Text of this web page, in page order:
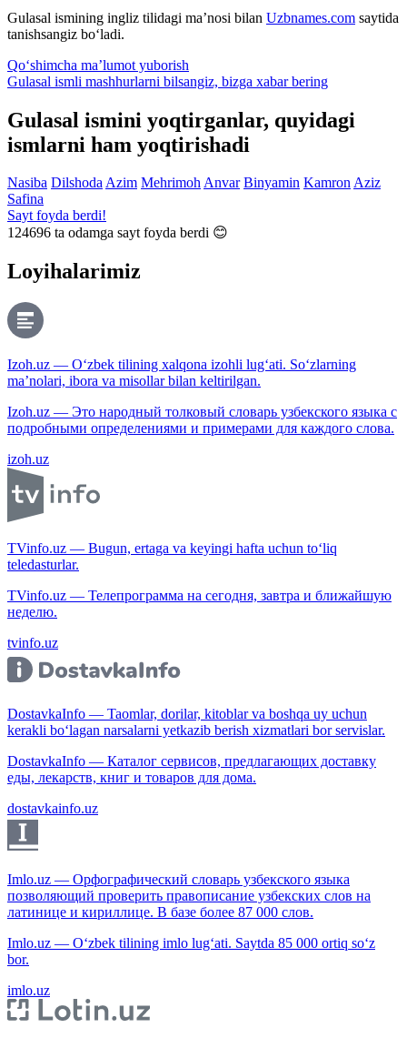
Gulasal ismining ingliz tilidagi ma’nosi bilan Uzbnames.com saytida
tanishsangiz bo‘ladi.
Qo‘shimcha ma’lumot yuborish
Gulasal ismli mashhurlarni bilsangiz, bizga xabar bering
Gulasal ismini yoqtirganlar, quyidagi
ismlarni ham yoqtirishadi
Nasiba DilshodaAzim MehrimohAnvar Binyamin KamronAziz
Safina
Sayt foyda berdi!
124696 ta odamga sayt foyda berdi 😊
Loyihalarimiz
Izoh.uz — O‘zbek tilining xalqona izohli lug‘ati. So‘zlarning
ma’nolari, ibora va misollar bilan keltirilgan.
Izoh.uz — Это народный толковый словарь узбекского языка с
подробными определениями и примерами для каждого слова.
izoh.uz
TVinfo.uz — Bugun, ertaga va keyingi hafta uchun to‘liq
teledasturlar.
TVinfo.uz — Телепрограмма на сегодня, завтра и ближайшую
неделю.
tvinfo.uz
DostavkaInfo — Taomlar, dorilar, kitoblar va boshqa uy uchun
kerakli bo‘lagan narsalarni yetkazib berish xizmatlari bor servislar.
DostavkaInfo — Каталог сервисов, предлагающих доставку
еды, лекарств, книг и товаров для дома.
dostavkainfo.uz
Imlo.uz — Орфографический словарь узбекского языка
позволяющий проверить правописание узбекских слов на
латинице и кириллице. В базе более 87 000 слов.
Imlo.uz — O‘zbek tilining imlo lug‘ati. Saytda 85 000 ortiq so‘z
bor.
imlo.uz